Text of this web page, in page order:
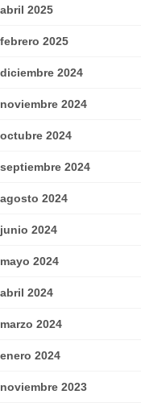
abril 2025
febrero 2025
diciembre 2024
noviembre 2024
octubre 2024
septiembre 2024
agosto 2024
junio 2024
mayo 2024
abril 2024
marzo 2024
enero 2024
noviembre 2023